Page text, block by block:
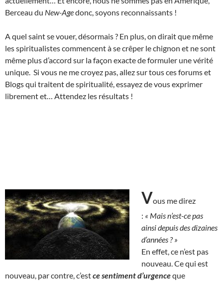
Berceau du New-Agedonc, soyons reconnaissants !
A quel saint se vouer, désormais ? En plus, on dirait que même
les spiritualistes commencent à se crêper le chignon et ne sont
même plus d’accord sur la façon exacte de formuler une vérité
unique. Si vous ne me croyez pas, allez sur tous ces forums et
Blogs qui traitent de spiritualité, essayez de vous exprimer
librement et… Attendez les résultats !
Vous me direz
: « Mais n’est-ce pas
ainsi depuis des dizaines
d’années ? »
En effet, ce n’est pas
nouveau. Ce qui est
nouveau, par contre, c’estce sentiment d’urgenceque